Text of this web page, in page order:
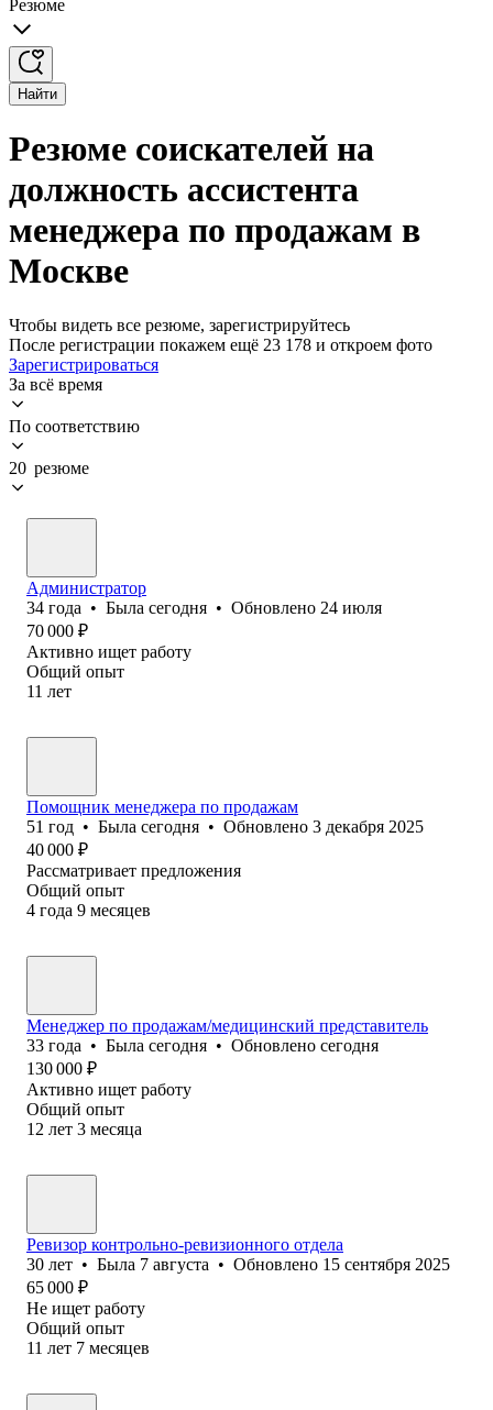
Резюме
Найти
Резюме соискателей на
должность ассистента
менеджера по продажам в
Москве
Чтобы видеть все резюме, зарегистрируйтесь
После регистрации покажем ещё 23 178 и откроем фото
Зарегистрироваться
За всё время
По соответствию
20 резюме
Администратор
34 года • Была сегодня • Обновлено 24 июля
70 000 ₽
Активно ищет работу
Общий опыт
11 лет
Помощник менеджера по продажам
51 год • Была сегодня • Обновлено 3 декабря 2025
40 000 ₽
Рассматривает предложения
Общий опыт
4 года 9 месяцев
Менеджер по продажам/медицинский представитель
33 года • Была сегодня • Обновлено сегодня
130 000 ₽
Активно ищет работу
Общий опыт
12 лет 3 месяца
Ревизор контрольно-ревизионного отдела
30 лет • Была 7 августа • Обновлено 15 сентября 2025
65 000 ₽
Не ищет работу
Общий опыт
11 лет 7 месяцев